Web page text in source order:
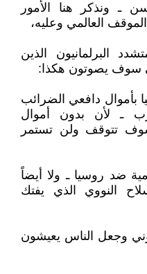
ـ ونذكر هنا الأمور
العالمي وعليه،
البرلمانيون الذين
سوف يصوتون هكذا:
بأموال دافعي الضرائب
ـ لأن بدون أموال
تتوقف ولن تستمر
ضد روسيا ـ ولا أيضاً
النووي الذي يفتك
وجعل الناس يعيشون